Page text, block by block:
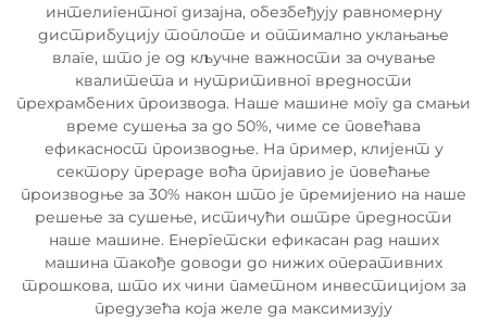
интелигентног дизајна, обезбеђују равномерну
дистрибуцију топлоте и оптимално уклањање
влаге, што је од кључне важности за очување
квалитета и нутритивног вредности
прехрамбених производа. Наше машине могу да смањи
време сушења за до 50%, чиме се повећава
ефикасност производње. На пример, клијент у
сектору прераде воћа пријавио је повећање
производње за 30% након што је премијенио на наше
решење за сушење, истичући оштре предности
наше машине. Енергетски ефикасан рад наших
машина такође доводи до нижих оперативних
трошкова, што их чини паметном инвестицијом за
предузећа која желе да максимизују